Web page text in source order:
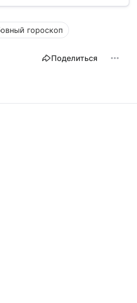
гороскоп
Поделиться